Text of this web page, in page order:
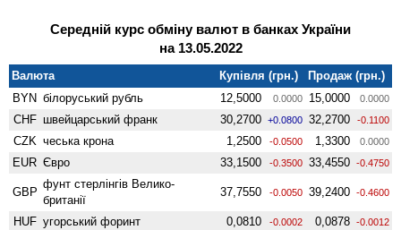
Середній курс обміну валют в банках України
на 13.05.2022
Валюта Купівля (грн.)
Продаж (грн.)
BYN білоруський рубль 12,5000 0.0000 15,0000 0.0000
CHF швейцарський франк 30,2700 +0.0800 32,2700 -0.1100
CZK чеська крона 1,2500 -0.0500 1,3300 0.0000
EUR Євро 33,1500 -0.3500 33,4550 -0.4750
GBP
фунт стерлінгів Велико­
британії
37,7550 -0.0050 39,2400 -0.4600
HUF угорський форинт 0,0810 -0.0002 0,0878 -0.0012